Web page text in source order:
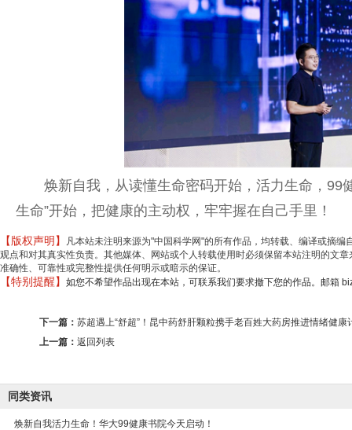
焕新自我，从读懂生命密码开始，活力生命，99
生命”开始，把健康的主动权，牢牢握在自己手里！
【版权声明】
凡本站未注明来源为"中国科学网"的所有作品，均转载、编译或摘
观点和对其真实性负责。其他媒体、网站或个人转载使用时必须保留本站注明的文
准确性、可靠性或完整性提供任何明示或暗示的保证。
【特别提醒】 如您不希望作品出现在本站，可联系我们要求撤下您的作品。邮箱
下一篇： 苏超遇上“舒超”！昆中药舒肝颗粒携手老百姓大药房推进情绪健康
上一篇： 返回列表
同类资讯
焕新自我活力生命！华大99健康书院今天启动！